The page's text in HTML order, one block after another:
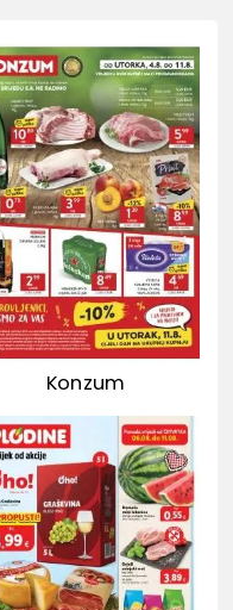
Konzum